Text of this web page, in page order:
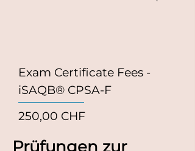
Exam Certificate Fees -
iSAQB® CPSA-F
Preis
250,00 CHF
Prüfungen zur